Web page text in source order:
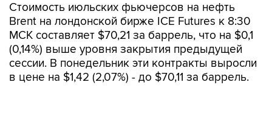
Стоимость июльских фьючерсов на нефть
Brent на лондонской бирже ICE Futures к 8:30
МСК составляет $70,21 за баррель, что на $0,1
(0,14%) выше уровня закрытия предыдущей
сессии. В понедельник эти контракты выросли
в цене на $1,42 (2,07%) - до $70,11 за баррель.